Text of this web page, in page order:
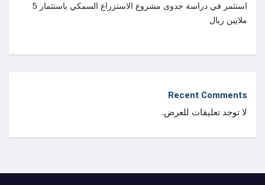
استثمر في دراسة جدوى مشروع الاستزراع السمكي باستثمار 5
ملايين ريال
Recent Comments
لا توجد تعليقات للعرض.